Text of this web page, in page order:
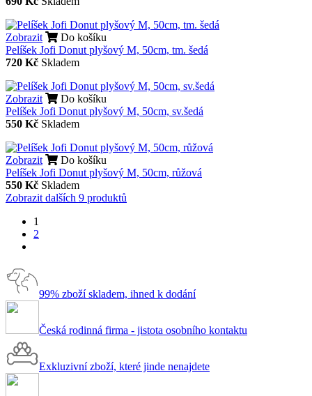
Zobrazit
Do košíku
Pelíšek Jofi Donut plyšový M, 50cm, tm. šedá
720 Kč Skladem
Zobrazit
Do košíku
Pelíšek Jofi Donut plyšový M, 50cm, sv.šedá
550 Kč Skladem
Zobrazit
Do košíku
Pelíšek Jofi Donut plyšový M, 50cm, růžová
550 Kč Skladem
Zobrazit dalších 9 produktů
1
2
99% zboží skladem, ihned k dodání
Česká rodinná firma - jistota osobního kontaktu
Exkluzivní zboží, které jinde nenajdete